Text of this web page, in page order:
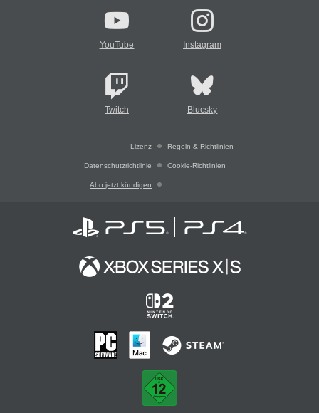
YouTube Instagram
Twitch Bluesky
Lizenz Regeln & Richtlinien
Datenschutzrichtlinie Cookie-Richtlinien
Abo jetzt kündigen